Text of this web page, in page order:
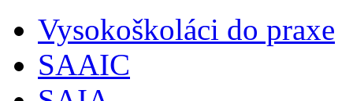
Vysokoškoláci do praxe
SAAIC